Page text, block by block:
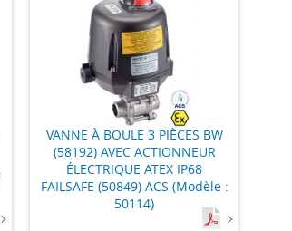
VANNE À BOULE 3 PIÈCES BW
(58192) AVEC ACTIONNEUR
ÉLECTRIQUE ATEX IP68
FAILSAFE (50849) ACS (Modèle :
50114)